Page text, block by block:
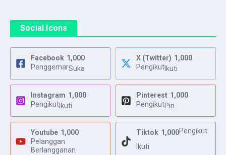
Social Icons
Facebook 1,000
PenggemarSuka
X (Twitter) 1,000
Pengikut Ikuti
Instagram 1,000
Pengikut Ikuti
Pinterest 1,000
PengikutPin
Youtube 1,000
Pelanggan
Berlangganan
Tiktok 1,000Pengikut
Ikuti